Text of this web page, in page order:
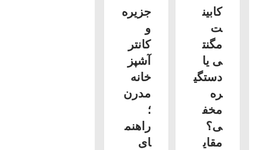
کابین
ت
مگنت
ی یا
دستگی
ره
مخف
ی؟
مقای
جزیره
و
کانتر
آشپز
خانه
مدرن
؛
راهنم
ای